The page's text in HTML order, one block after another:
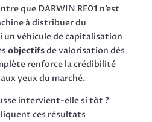
que DARWIN RE01 n’est
à distribuer du
un véhicule de capitalisation
objectifsde valorisation dès
renforce la crédibilité
yeux du marché.
intervient-elle si tôt ?
ces résultats